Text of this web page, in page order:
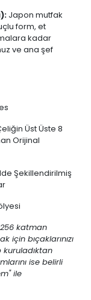
Japon mutfak
form, et
kadar
ve ana şef
Üst Üste 8
Orijinal
Şekillendirilmiş
katman
için bıçaklarınızı
kuruladıktan
ise belirli
ile